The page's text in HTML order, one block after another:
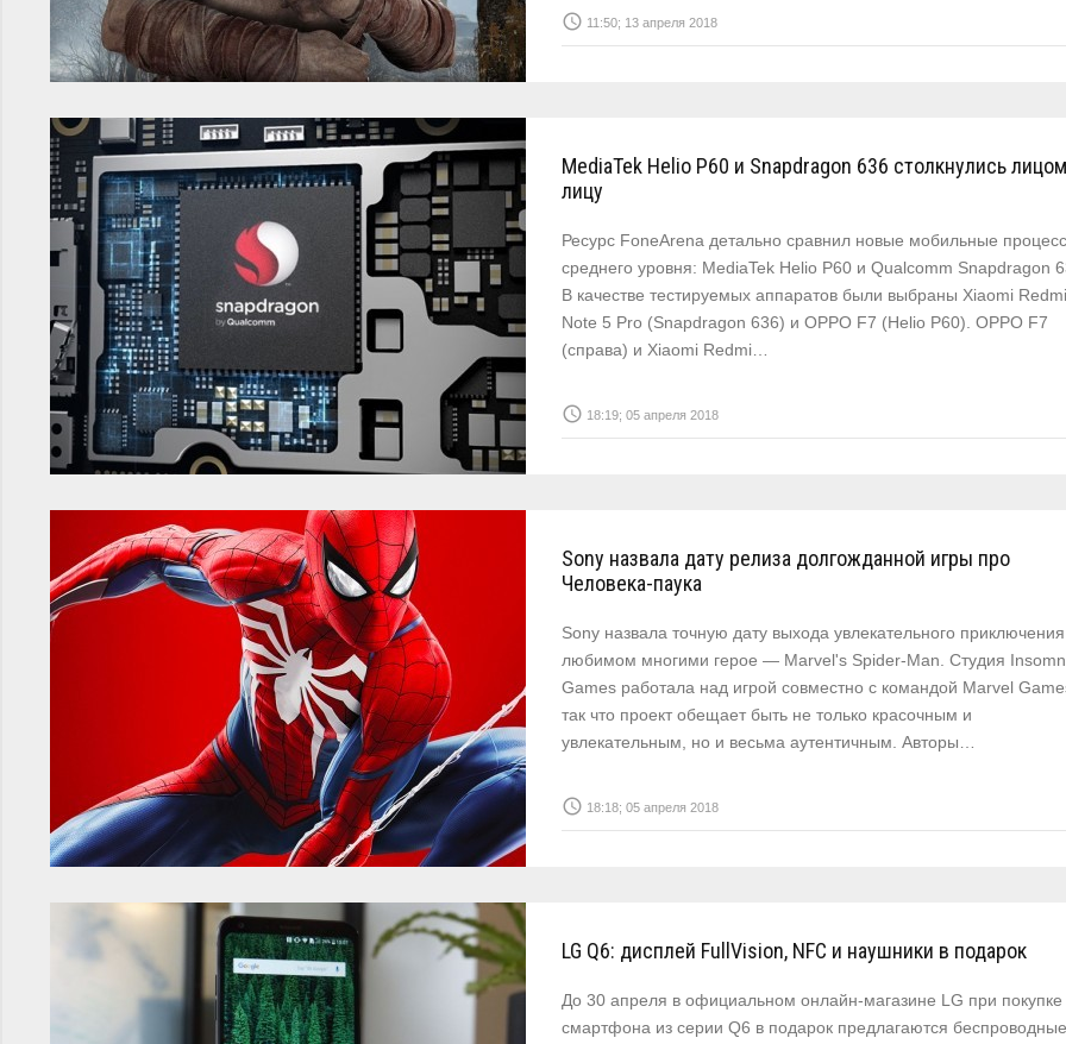
access_time 11:50; 13 апреля 2018
MediaTek Helio P60 и Snapdragon 636 столкнулись
лицу
Ресурс FoneArena детально сравнил новые мобильные
среднего уровня: MediaTek Helio P60 и Qualcomm Snapdragon
В качестве тестируемых аппаратов были выбраны Xiaomi Redmi
Note 5 Pro (Snapdragon 636) и OPPO F7 (Helio P60). OPPO F7
(справа) и Xiaomi Redmi…
access_time 18:19; 05 апреля 2018
Sony назвала дату релиза долгожданной игры про
Человека-паука
Sony назвала точную дату выхода увлекательного
любимом многими герое — Marvel's Spider-Man. Студия
Games работала над игрой совместно с командой Marvel
так что проект обещает быть не только красочным и
увлекательным, но и весьма аутентичным. Авторы…
access_time 18:18; 05 апреля 2018
LG Q6: дисплей FullVision, NFC и наушники в подарок
До 30 апреля в официальном онлайн-магазине LG при покупке
смартфона из серии Q6 в подарок предлагаются беспроводные